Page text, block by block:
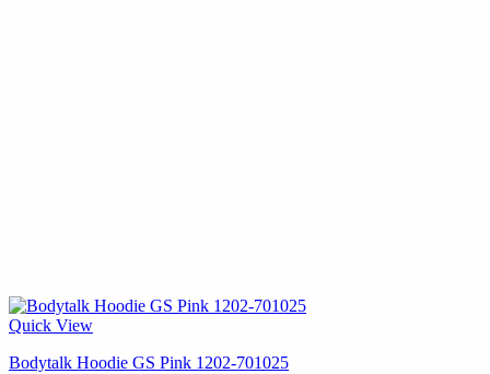
Quick View
Bodytalk Hoodie GS Pink 1202-701025